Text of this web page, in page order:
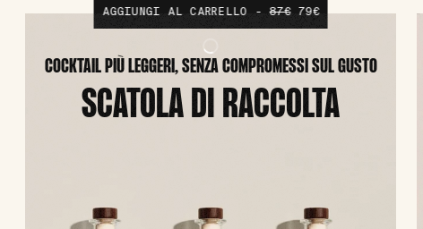
AGGIUNGI AL CARRELLO -87€79€
COCKTAIL PIÙ LEGGERI, SENZA COMPROMESSI SUL GUSTO
SCATOLA DI RACCOLTA